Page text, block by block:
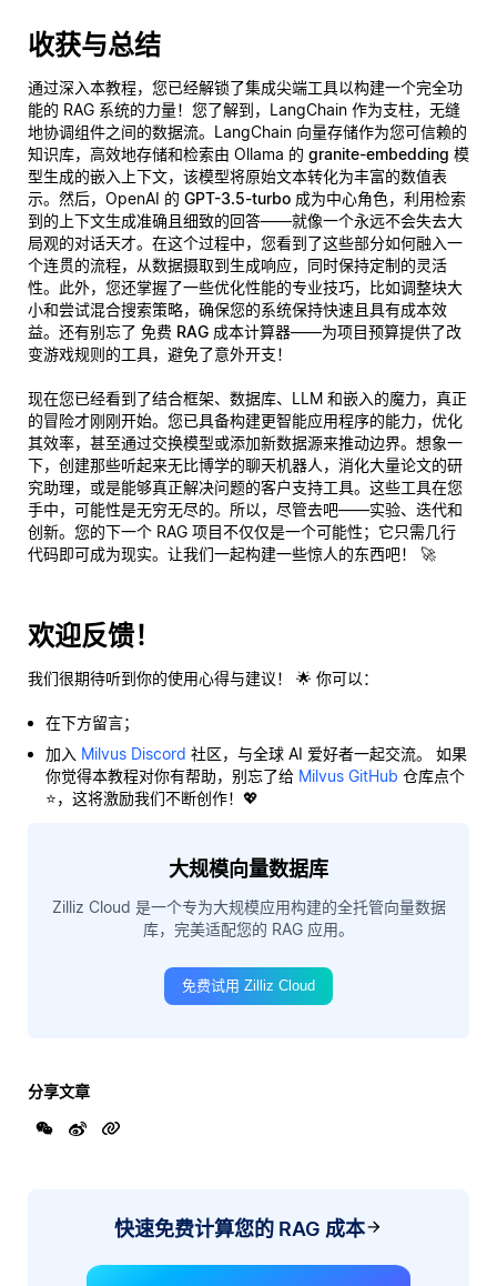
收获与总结
通过深入本教程，您已经解锁了集成尖端工具以构建一个完全功
能的 RAG 系统的力量！您了解到，LangChain 作为支柱，无缝
地协调组件之间的数据流。LangChain 向量存储作为您可信赖的
知识库，高效地存储和检索由 Ollama 的 granite-embedding 模
型生成的嵌入上下文，该模型将原始文本转化为丰富的数值表
示。然后，OpenAI 的 GPT-3.5-turbo 成为中心角色，利用检索
到的上下文生成准确且细致的回答——就像一个永远不会失去大
局观的对话天才。在这个过程中，您看到了这些部分如何融入一
个连贯的流程，从数据摄取到生成响应，同时保持定制的灵活
性。此外，您还掌握了一些优化性能的专业技巧，比如调整块大
小和尝试混合搜索策略，确保您的系统保持快速且具有成本效
益。还有别忘了 免费 RAG 成本计算器——为项目预算提供了改
变游戏规则的工具，避免了意外开支！
现在您已经看到了结合框架、数据库、LLM 和嵌入的魔力，真正
的冒险才刚刚开始。您已具备构建更智能应用程序的能力，优化
其效率，甚至通过交换模型或添加新数据源来推动边界。想象一
下，创建那些听起来无比博学的聊天机器人，消化大量论文的研
究助理，或是能够真正解决问题的客户支持工具。这些工具在您
手中，可能性是无穷无尽的。所以，尽管去吧——实验、迭代和
创新。您的下一个 RAG 项目不仅仅是一个可能性；它只需几行
代码即可成为现实。让我们一起构建一些惊人的东西吧！ 🚀
欢迎反馈！
我们很期待听到你的使用心得与建议！ 🌟 你可以：
在下方留言；
加入 Milvus Discord 社区，与全球 AI 爱好者一起交流。 如果
你觉得本教程对你有帮助，别忘了给 Milvus GitHub 仓库点个
⭐，这将激励我们不断创作！💖
大规模向量数据库
Zilliz Cloud 是一个专为大规模应用构建的全托管向量数据
库，完美适配您的 RAG 应用。
免费试用 Zilliz Cloud
分享文章
快速免费计算您的 RAG 成本